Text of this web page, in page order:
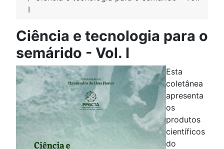
I
Ciência e tecnologia para o
semárido - Vol. I
Esta
coletânea
apresenta
os
produtos
científicos
do